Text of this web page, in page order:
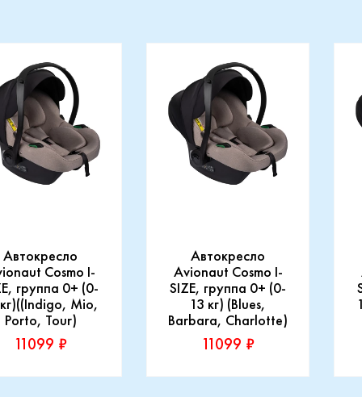
Автокресло
Cosmo I-
группа 0+ (0-
Mio,
Porto, Tour)
11099 ₽
Автокресло
Avionaut Cosmo I-
SIZE, группа 0+ (0-
13 кг) (Blues,
Barbara, Charlotte)
11099 ₽
Производитель: